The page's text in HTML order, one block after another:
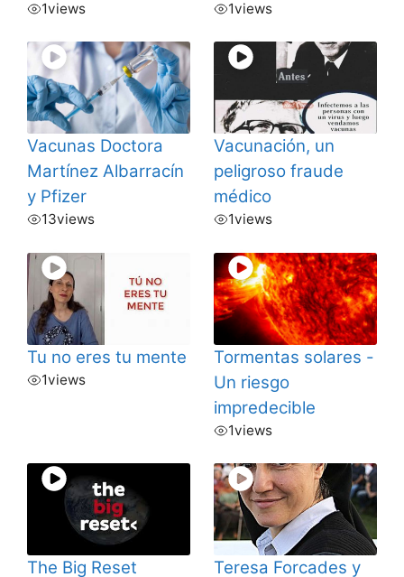
1views 1views
Vacunas Doctora
Martínez Albarracín
y Pfizer
13views
Vacunación, un
peligroso fraude
médico
1views
Tu no eres tu mente
1views
Tormentas solares -
Un riesgo
impredecible
1views
The Big Reset
Teresa Forcades y